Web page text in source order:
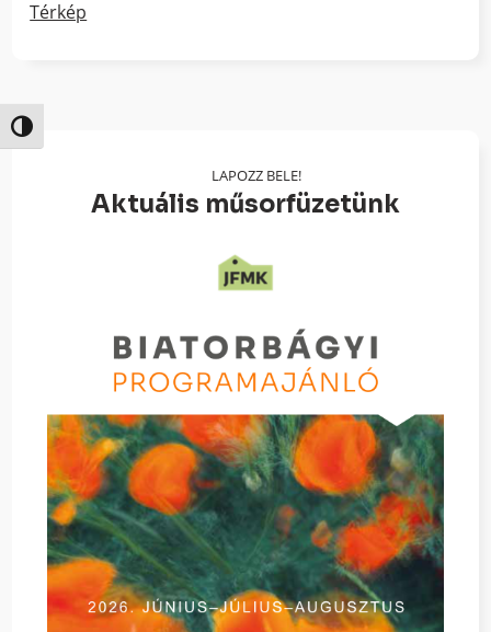
Nagy kontraszt váltása
Térkép
LAPOZZ BELE!
Aktuális műsorfüzetünk